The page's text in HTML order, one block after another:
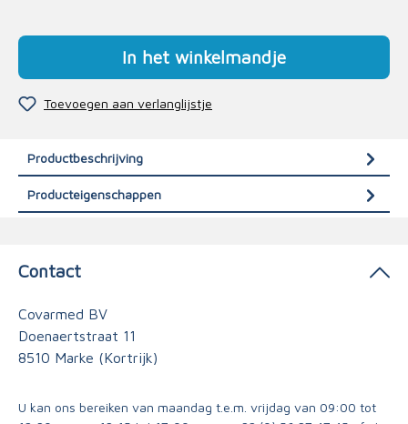
In het winkelmandje
Toevoegen aan verlanglijstje
Productbeschrijving
Producteigenschappen
Contact
Covarmed BV
Doenaertstraat 11
8510 Marke (Kortrijk)
U kan ons bereiken van maandag t.e.m. vrijdag van 09:00 tot